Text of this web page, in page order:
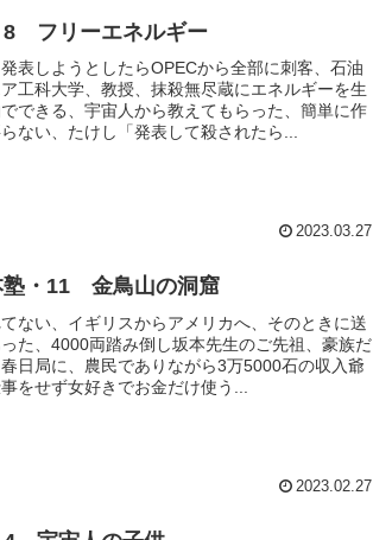
8 フリーエネルギー
表しようとしたらOPECから全部に刺客、石油
工科大学、教授、抹殺無尽蔵にエネルギーを生
できる、宇宙人から教えてもらった、簡単に作
ない、たけし「発表して殺されたら...
2023.03.27
塾・11 金鳥山の洞窟
ない、イギリスからアメリカへ、そのときに送
た、4000両踏み倒し坂本先生のご先祖、豪族だ
日局に、農民でありながら3万5000石の収入爺
をせず女好きでお金だけ使う...
2023.02.27